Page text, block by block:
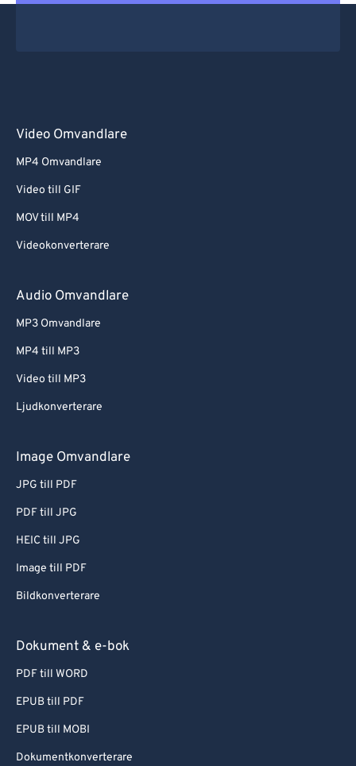
Video Omvandlare
MP4 Omvandlare
Video till GIF
MOV till MP4
Videokonverterare
Audio Omvandlare
MP3 Omvandlare
MP4 till MP3
Video till MP3
Ljudkonverterare
Image Omvandlare
JPG till PDF
PDF till JPG
HEIC till JPG
Image till PDF
Bildkonverterare
Dokument & e-bok
PDF till WORD
EPUB till PDF
EPUB till MOBI
Dokumentkonverterare